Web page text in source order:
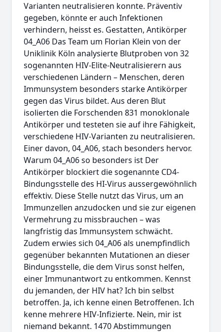
Varianten neutralisieren konnte. Präventiv
gegeben, könnte er auch Infektionen
verhindern, heisst es. Gestatten, Antikörper
04_A06 Das Team um Florian Klein von der
Uniklinik Köln analysierte Blutproben von 32
sogenannten HIV-Elite-Neutralisierern aus
verschiedenen Ländern – Menschen, deren
Immunsystem besonders starke Antikörper
gegen das Virus bildet. Aus deren Blut
isolierten die Forschenden 831 monoklonale
Antikörper und testeten sie auf ihre Fähigkeit,
verschiedene HIV-Varianten zu neutralisieren.
Einer davon, 04_A06, stach besonders hervor.
Warum 04_A06 so besonders ist Der
Antikörper blockiert die sogenannte CD4-
Bindungsstelle des HI-Virus aussergewöhnlich
effektiv. Diese Stelle nutzt das Virus, um an
Immunzellen anzudocken und sie zur eigenen
Vermehrung zu missbrauchen – was
langfristig das Immunsystem schwächt.
Zudem erwies sich 04_A06 als unempfindlich
gegenüber bekannten Mutationen an dieser
Bindungsstelle, die dem Virus sonst helfen,
einer Immunantwort zu entkommen. Kennst
du jemanden, der HIV hat? Ich bin selbst
betroffen. Ja, ich kenne einen Betroffenen. Ich
kenne mehrere HIV-Infizierte. Nein, mir ist
niemand bekannt. 1470 Abstimmungen